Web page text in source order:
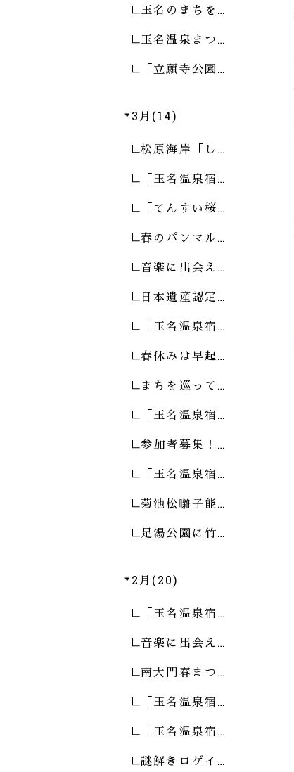
玉名のまちを…
玉名温泉まつ…
「立願寺公園…
3月(14)
松原海岸「し…
「玉名温泉宿…
「てんすい桜…
春のパンマル…
音楽に出会え…
日本遺産認定…
「玉名温泉宿…
春休みは早起…
まちを巡って…
「玉名温泉宿…
参加者募集！…
「玉名温泉宿…
菊池松囃子能…
足湯公園に竹…
2月(20)
「玉名温泉宿…
音楽に出会え…
南大門春まつ…
「玉名温泉宿…
「玉名温泉宿…
謎解きロゲイ…